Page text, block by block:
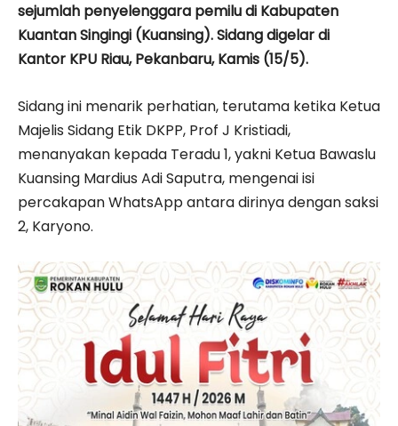
sejumlah penyelenggara pemilu di Kabupaten
Kuantan Singingi (Kuansing). Sidang digelar di
Kantor KPU Riau, Pekanbaru, Kamis (15/5).
Sidang ini menarik perhatian, terutama ketika Ketua
Majelis Sidang Etik DKPP, Prof J Kristiadi,
menanyakan kepada Teradu 1, yakni Ketua Bawaslu
Kuansing Mardius Adi Saputra, mengenai isi
percakapan WhatsApp antara dirinya dengan saksi
2, Karyono.